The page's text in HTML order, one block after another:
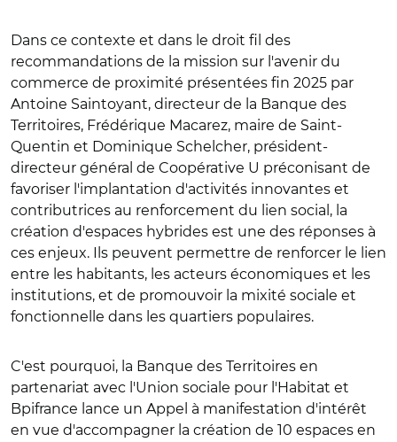
Dans ce contexte et dans le droit fil des
recommandations de la mission sur l'avenir du
commerce de proximité présentées fin 2025 par
Antoine Saintoyant, directeur de la Banque des
Territoires, Frédérique Macarez, maire de Saint-
Quentin et Dominique Schelcher, président-
directeur général de Coopérative U préconisant de
favoriser l'implantation d'activités innovantes et
contributrices au renforcement du lien social, la
création d'espaces hybrides est une des réponses à
ces enjeux. Ils peuvent permettre de renforcer le lien
entre les habitants, les acteurs économiques et les
institutions, et de promouvoir la mixité sociale et
fonctionnelle dans les quartiers populaires.
C'est pourquoi, la Banque des Territoires en
partenariat avec l'Union sociale pour l'Habitat et
Bpifrance lance un Appel à manifestation d'intérêt
en vue d'accompagner la création de 10 espaces en